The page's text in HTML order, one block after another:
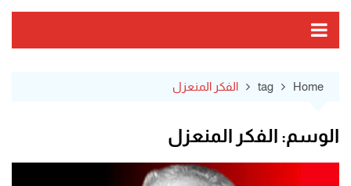
Home
tag الفكر المنعزل
الوسم: الفكر المنعزل